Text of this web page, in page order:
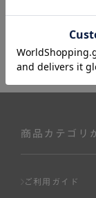
商品カテゴリ
ご利用ガイド